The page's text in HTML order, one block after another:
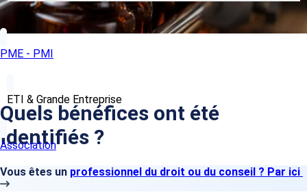
PME - PMI
ETI & Grande Entreprise
Association
Vous êtes un professionnel du droit ou du conseil ? Par ici
Quels bénéfices ont été
identifiés ?
Un accompagnement juridique de qualité